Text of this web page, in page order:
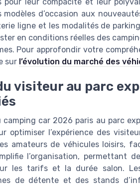
d’occasion aux
ligne et les modalités de
en conditions réelles des
Pour approfondir votre
sur l’évolution du marché des
visiteur au parc
car 2026 paris au parc
optimiser l’expérience des
amateurs de véhicules loisirs,
l’organisation, permettant
les tarifs et la durée salon.
de détente et des stands